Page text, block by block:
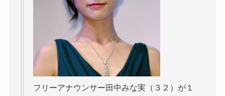
フリーアナウンサー田中みな実（３２）が１